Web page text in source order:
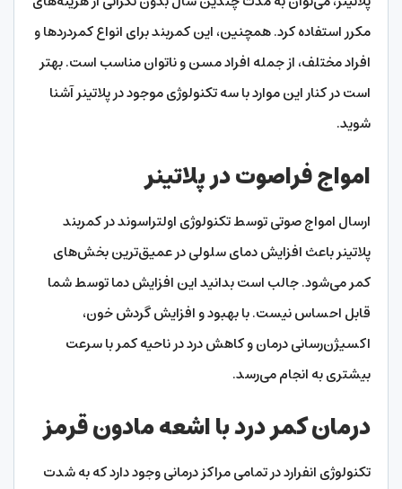
مکرر استفاده کرد. همچنین، این کمربند برای انواع کمردردها و
افراد مختلف، از جمله افراد مسن و ناتوان مناسب است. بهتر
است در کنار این موارد با سه تکنولوژی موجود در پلاتینر آشنا
شوید.
امواج فراصوت در پلاتینر
ارسال امواج صوتی توسط تکنولوژی اولتراسوند در کمربند
پلاتینر باعث افزایش دمای سلولی در عمیق‌ترین بخش‌های
کمر می‌شود. جالب است بدانید این افزایش دما توسط شما
قابل احساس نیست. با بهبود و افزایش گردش خون،
اکسیژن‌رسانی درمان و کاهش درد در ناحیه کمر با سرعت
بیشتری به انجام می‌رسد.
درمان کمر درد با اشعه مادون قرمز
تکنولوژی انفرارد در تمامی مراکز درمانی وجود دارد که به شدت